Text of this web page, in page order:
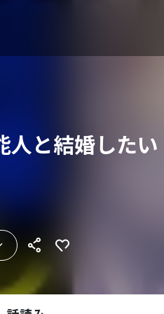
人と結婚したい